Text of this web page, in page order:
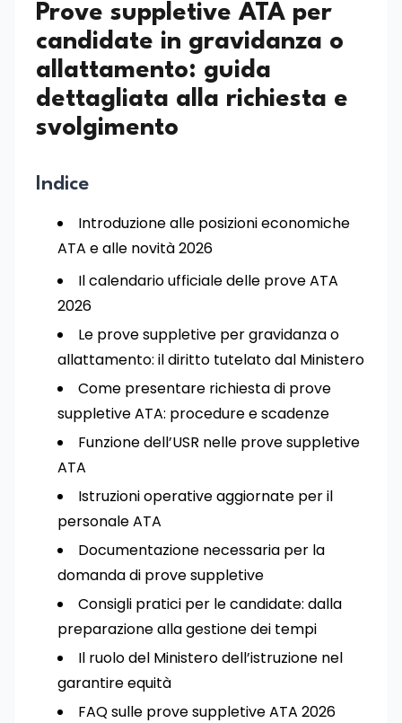
Prove suppletive ATA per
candidate in gravidanza o
allattamento: guida
dettagliata alla richiesta e
svolgimento
Indice
Introduzione alle posizioni economiche
ATA e alle novità 2026
Il calendario ufficiale delle prove ATA
2026
Le prove suppletive per gravidanza o
allattamento: il diritto tutelato dal Ministero
Come presentare richiesta di prove
suppletive ATA: procedure e scadenze
Funzione dell’USR nelle prove suppletive
ATA
Istruzioni operative aggiornate per il
personale ATA
Documentazione necessaria per la
domanda di prove suppletive
Consigli pratici per le candidate: dalla
preparazione alla gestione dei tempi
Il ruolo del Ministero dell’istruzione nel
garantire equità
FAQ sulle prove suppletive ATA 2026